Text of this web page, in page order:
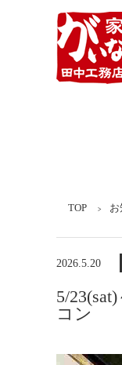
TOP お
2026.5.20
5/
コン